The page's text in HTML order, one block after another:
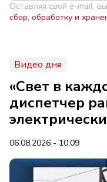
Оставляя свой e-mail,
сбор, обработку и
Видео дня
«Свет в
диспетчер
06.08.2026 - 10:09